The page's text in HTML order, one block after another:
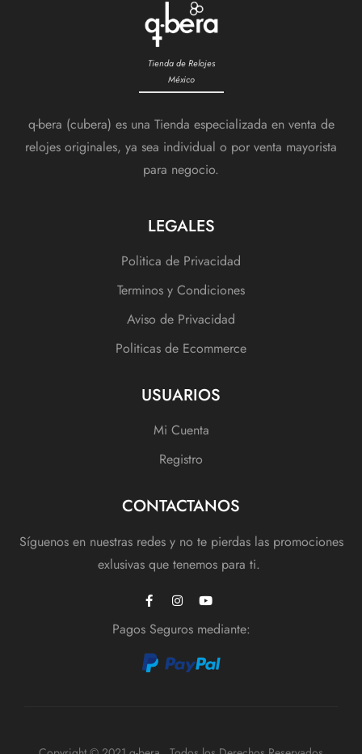
Tienda de Relojes
México
q-bera (cubera) es una Tienda especializada en venta de
relojes originales, ya sea individual o por venta mayorista
para negocio.
LEGALES
Politica de Privacidad
Terminos y Condiciones
Aviso de Privacidad
Politicas de Ecommerce
USUARIOS
Mi Cuenta
Registro
CONTACTANOS
Síguenos en nuestras redes y no te pierdas las promociones
exlusivas que tenemos para ti.
Pagos Seguros mediante: